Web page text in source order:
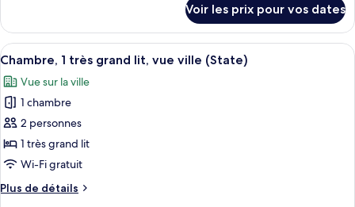
Majestueuse,
très
grand
lit
et
1
canapé-
lit,
vue
le
type
de
Chambre
Majestueuse,
très
grand
lit
et
1
Voir les prix pour vos dates
Afficher
toutes
les
photos
pour
ce
type
chambre :
Une chambre d’hôtel moderne,
2
Chambre, 1 très grand lit, vue ville (State)
Vue sur la ville
1 chambre
2 personnes
1 très grand lit
Wi-Fi gratuit
Plus de détails
Plus